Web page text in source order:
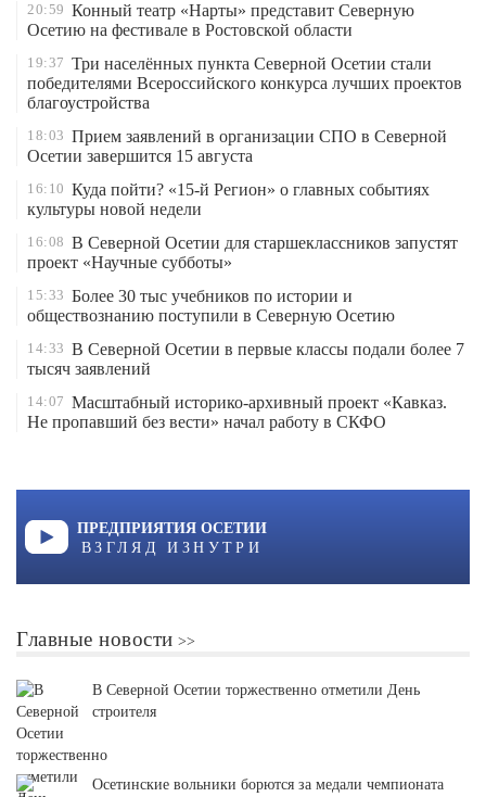
20:59 Конный театр «Нарты» представит Северную
Осетию на фестивале в Ростовской области
19:37 Три населённых пункта Северной Осетии стали
победителями Всероссийского конкурса лучших проектов
благоустройства
18:03 Прием заявлений в организации СПО в Северной
Осетии завершится 15 августа
16:10 Куда пойти? «15-й Регион» о главных событиях
культуры новой недели
16:08 В Северной Осетии для старшеклассников запустят
проект «Научные субботы»
15:33 Более 30 тыс учебников по истории и
обществознанию поступили в Северную Осетию
14:33 В Северной Осетии в первые классы подали более 7
тысяч заявлений
14:07 Масштабный историко-архивный проект «Кавказ.
Не пропавший без вести» начал работу в СКФО
ПРЕДПРИЯТИЯ ОСЕТИИ
ВЗГЛЯД ИЗНУТРИ
Главные новости
В Северной Осетии торжественно отметили День
строителя
Осетинские вольники борются за медали чемпионата